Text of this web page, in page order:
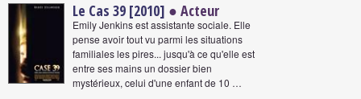
Le Cas 39 [2010] ● Acteur
Emily Jenkins est assistante sociale. Elle
pense avoir tout vu parmi les situations
familiales les pires... jusqu'à ce qu'elle est
entre ses mains un dossier bien
mystérieux, celui d'une enfant de 10 …